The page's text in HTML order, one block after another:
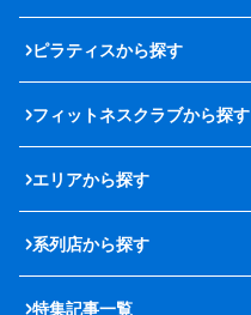
ピラティスから探す
フィットネスクラブから探す
エリアから探す
系列店から探す
特集記事一覧